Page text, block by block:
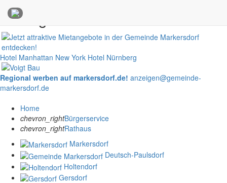
Anzeigen
Hotel Manhattan New York Hotel Nürnberg
Regional werben auf markersdorf.de! anzeigen@gemeinde-
markersdorf.de
Home
chevron_rightBürgerservice
chevron_rightRathaus
Markersdorf
Deutsch-Paulsdorf
Holtendorf
Gersdorf